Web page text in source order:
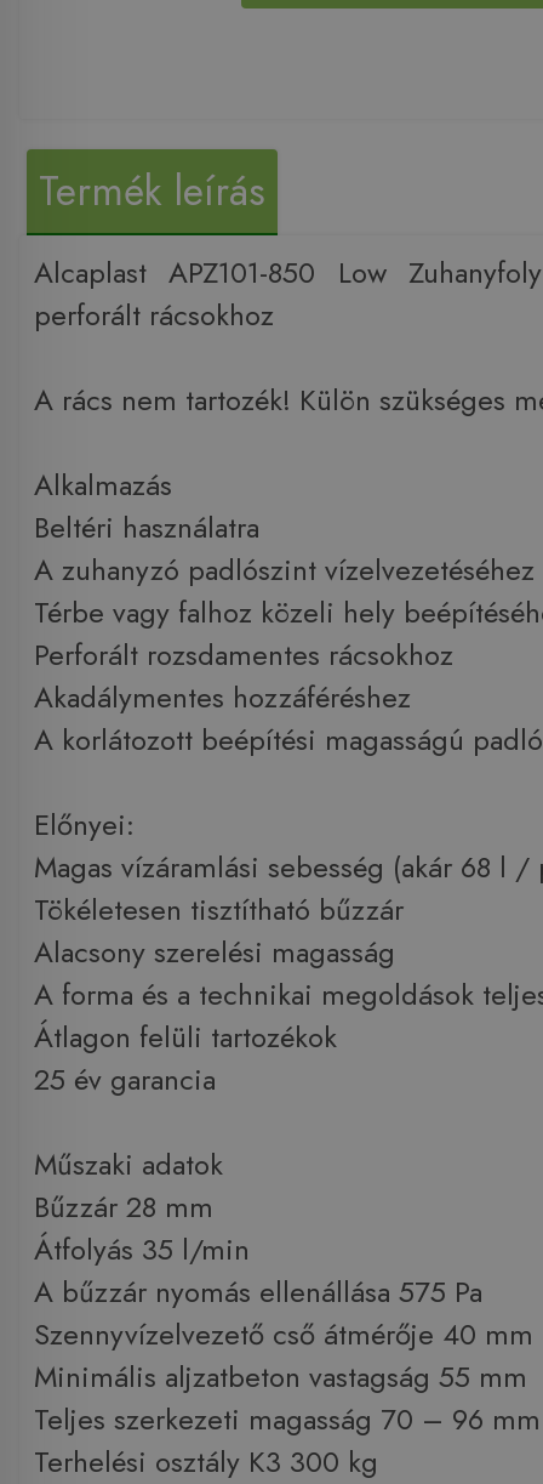
Termék leírás
Alcaplast APZ101-850 Low
perforált rácsokhoz
A rács nem tartozék! Külön szükséges
Alkalmazás
Beltéri használatra
A zuhanyzó padlószint vízelvezetéséhez
Térbe vagy falhoz közeli hely
Perforált rozsdamentes rácsokhoz
Akadálymentes hozzáféréshez
A korlátozott beépítési magasságú
Előnyei:
Magas vízáramlási sebesség (akár 68 l /
Tökéletesen tisztítható bűzzár
Alacsony szerelési magasság
A forma és a technikai megoldások
Átlagon felüli tartozékok
25 év garancia
Műszaki adatok
Bűzzár 28 mm
Átfolyás 35 l/min
A bűzzár nyomás ellenállása 575 Pa
Szennyvízelvezető cső átmérője 40 mm
Minimális aljzatbeton vastagság 55 mm
Teljes szerkezeti magasság 70 – 96 mm
Terhelési osztály K3 300 kg